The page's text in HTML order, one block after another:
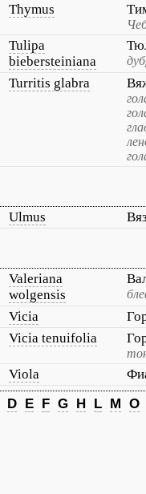
Thymus
Tulipa
biebersteiniana
Turritis glabra
Ulmus
Valeriana
wolgensis
Vicia
Vicia tenuifolia
Viola
D E F G H L M O